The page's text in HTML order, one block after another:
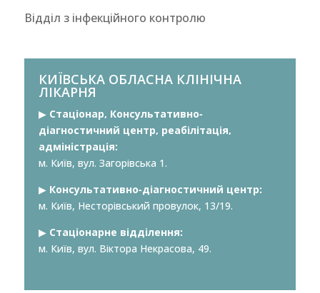
Відділ з інфекційного контролю
КИЇВСЬКА ОБЛАСНА КЛІНІЧНА
ЛІКАРНЯ
▶︎Стаціонар, Консультативно-
діагностичний центр, реабілітація,
адміністрація:
м. Київ, вул. Загорівська 1.
▶︎ Консультативно-діагностичний центр:
м. Київ, Несторівський провулок, 13/19.
▶︎ Стаціонарне відділення:
м. Київ, вул. Віктора Некрасова, 49.